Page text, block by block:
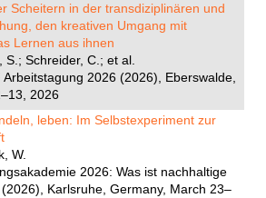
Scheitern in der transdiziplinären und
den kreativen Umgang mit
Lernen aus ihnen
S.; Schreider, C.; et al.
2026 (2026), Eberswalde,
2026
leben: Im Selbstexperiment zur
W.
2026: Was ist nachhaltige
Karlsruhe, Germany, March 23–